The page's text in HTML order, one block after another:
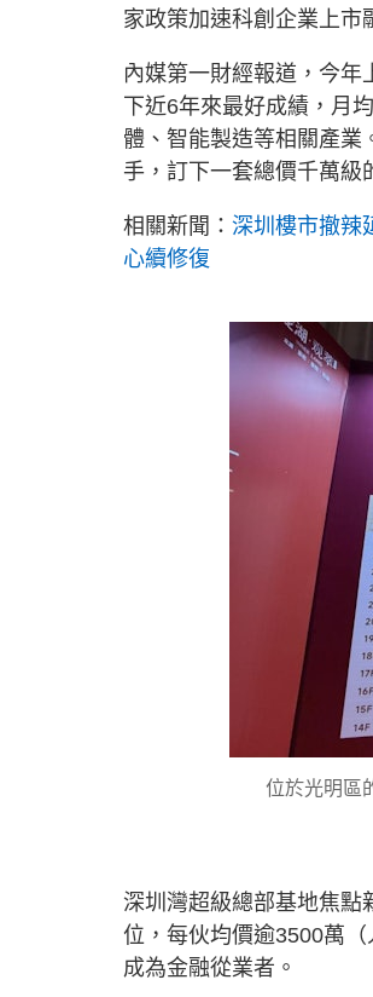
家政策加速科創企業上市
內媒第一財經報道，今年
下近6年來最好成績，月
體、智能製造等相關產業
手，訂下一套總價千萬級
相關新聞： 深圳樓市撤辣
心續修復
位於光明區
深圳灣超級總部基地焦點
位，每伙均價逾3500萬
成為金融從業者。